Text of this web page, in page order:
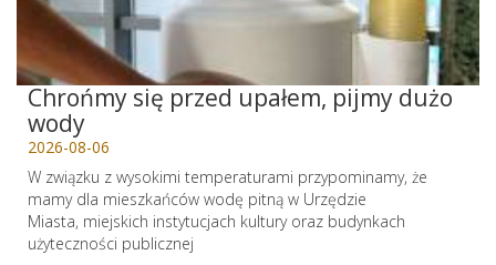
Chrońmy się przed upałem, pijmy dużo
wody
2026-08-06
W związku z wysokimi temperaturami przypominamy, że
mamy dla mieszkańców wodę pitną w Urzędzie
Miasta, miejskich instytucjach kultury oraz budynkach
użyteczności publicznej